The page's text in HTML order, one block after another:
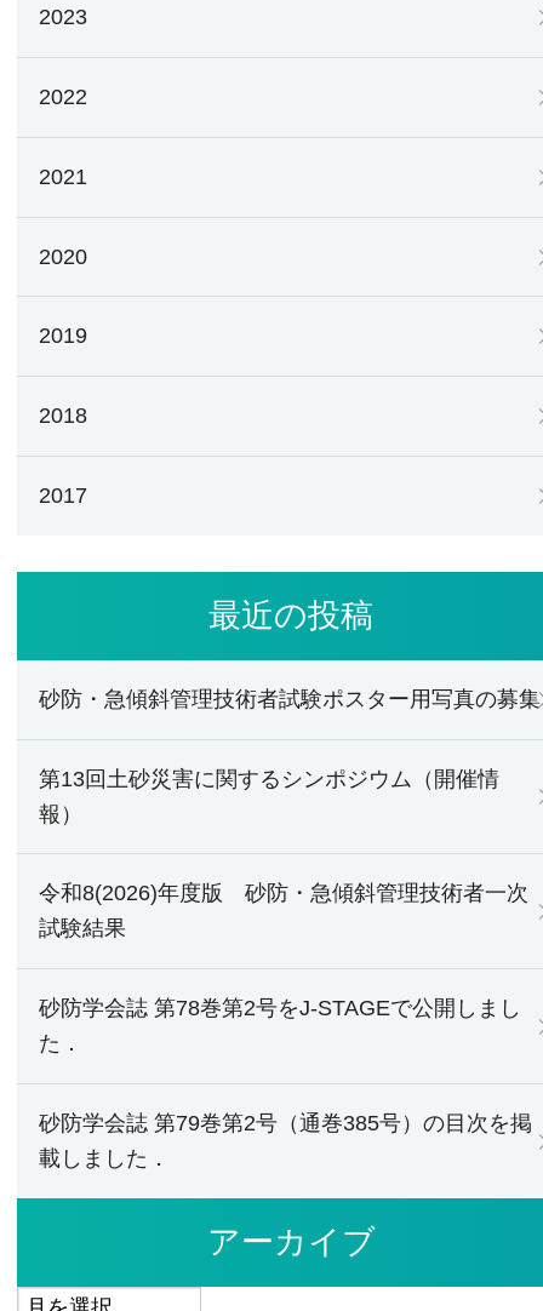
2023
2022
2021
2020
2019
2018
2017
最近の投稿
砂防・急傾斜管理技術者試験ポスター用写真の募集
第13回土砂災害に関するシンポジウム（開催情
報）
令和8(2026)年度版 砂防・急傾斜管理技術者一次
試験結果
砂防学会誌 第78巻第2号をJ-STAGEで公開しまし
た．
砂防学会誌 第79巻第2号（通巻385号）の目次を掲
載しました．
アーカイブ
ア